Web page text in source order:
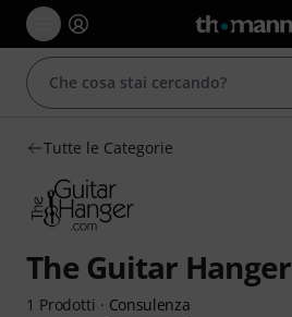
Tutte le Categorie
The Guitar Hanger
1 Prodotti · Consulenza